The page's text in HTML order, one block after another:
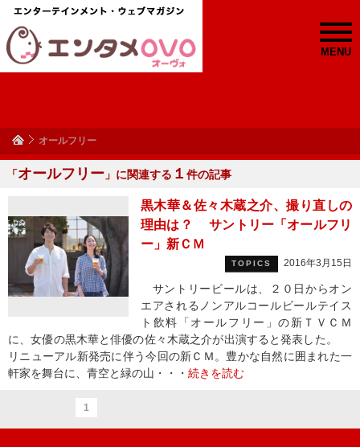
MENU
オールフリー
「オールフリー 」に関連する １ 件の記事
黒木華＆佐々木蔵之介、撮り直しの
理由は？ サントリー「オールフリ
ー」新ＣＭ
TOPICS 2016年3月15日
サントリービールは、２０日からオン
エアされるノンアルコールビールテイス
ト飲料「オールフリー」の新ＴＶＣＭ
に、女優の黒木華と俳優の佐々木蔵之介が出演すると発表した。
リニューアル新発売に伴う今回の新ＣＭ。豊かな自然に囲まれた一
軒家を舞台に、青空と緑の山・・・ 続きを読む
1